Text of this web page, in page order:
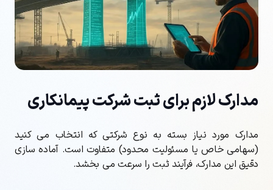
مدارک لازم برای ثبت شرکت پیمانکاری
مدارک مورد نیاز بسته به نوع شرکتی که انتخاب می کنید
(سهامی خاص یا مسئولیت محدود) متفاوت است. آماده سازی
دقیق این مدارک، فرآیند ثبت را سرعت می بخشد.